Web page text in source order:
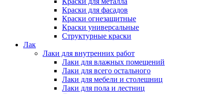
Краски для фасадов
Краски огнезащитные
Краски универсальные
Структурные краски
Лак
Лаки для внутренних работ
Лаки для влажных помещений
Лаки для всего остального
Лаки для мебели и столешниц
Лаки для пола и лестниц